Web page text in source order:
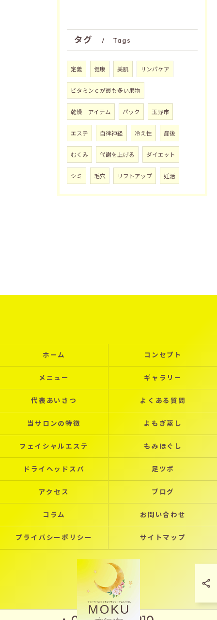
タグ Tags
定義 健康 美肌 リンパケア
ビタミンｃが最も多い果物
乾燥 アイテム パック 玉野市
エステ 自律神経 冷え性 産後
むくみ 代謝を上げる ダイエット
シミ 毛穴 リフトアップ 妊活
ホーム コンセプト
メニュー ギャラリー
代表あいさつ よくある質問
当サロンの特徴 よもぎ蒸し
フェイシャルエステ もみほぐし
ドライヘッドスパ 足ツボ
アクセス ブログ
コラム お問い合わせ
プライバシーポリシー サイトマップ